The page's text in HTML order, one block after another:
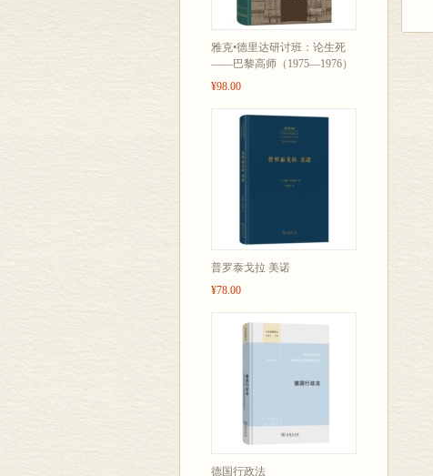
雅克•德里达研讨班：论生死
——巴黎高师（1975—1976）
¥98.00
普罗泰戈拉 美诺
¥78.00
德国行政法